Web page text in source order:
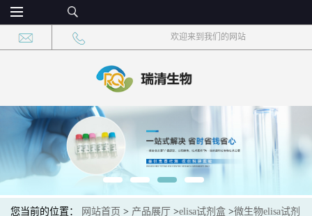
欢迎来到我们的网站
您当前的位置： 网站首页 > 产品展厅 >elisa试剂盒 >微生物elisa试剂